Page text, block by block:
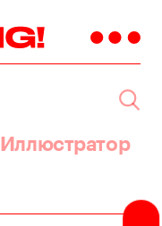
Иллюстратор